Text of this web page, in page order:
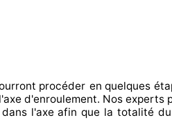
procéder en quelques
d'enroulement. Nos experts
dans l'axe afin que la totalitédu